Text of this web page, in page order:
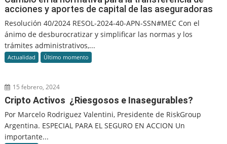
acciones y aportes de capital de las aseguradoras
Resolución 40/2024 RESOL-2024-40-APN-SSN#MEC Con el
ánimo de desburocratizar y simplificar las normas y los
trámites administrativos,...
Actualidad Último momento
15 febrero, 2024
Cripto Activos ¿Riesgosos e Inasegurables?
Por Marcelo Rodriguez Valentini, Presidente de RiskGroup
Argentina. ESPECIAL PARA EL SEGURO EN ACCION Un
importante...